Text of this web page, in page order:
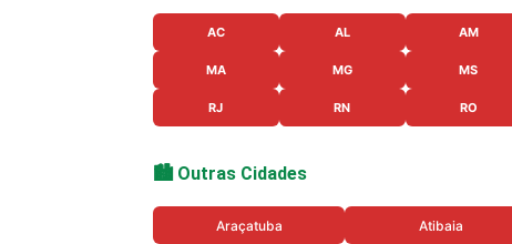
AC AL AM
MA MG MS
RJ RN RO
🏙️ Outras Cidades
Araçatuba Atibaia